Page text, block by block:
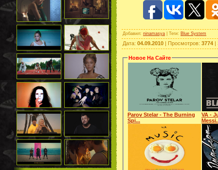
Добавил: ninamasya Теги: Blue System
Дата: 04.09.2010 | Просмотров: 3774 |
Новое На Сайте
Parov Stelar - The Burning
Spi...
VA -